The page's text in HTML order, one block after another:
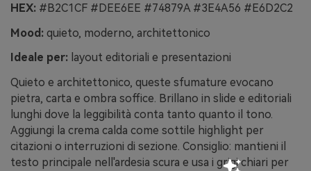
HEX: #B2C1CF #DEE6EE #74879A #3E4A56 #E6D2C2
Mood: quieto, moderno, architettonico
Ideale per: layout editoriali e presentazioni
Quieto e architettonico, queste sfumature evocano
pietra, carta e ombra soffice. Brillano in slide e editoriali
lunghi dove la leggibilità conta tanto quanto il tono.
Aggiungi la crema calda come sottile highlight per
citazioni o interruzioni di sezione. Consiglio: mantieni il
testo principale nell'ardesia scura e usa i grigi chiari per